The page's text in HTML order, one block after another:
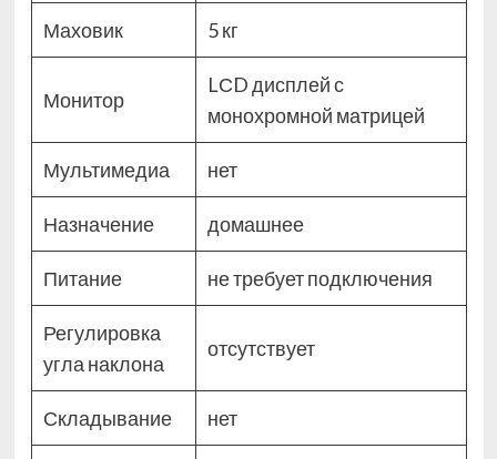
Маховик 5 кг
Монитор
LСD дисплей с
монохромной матрицей
Мультимедиа нет
Назначение домашнее
Питание не требует подключения
Регулировка
угла наклона
отсутствует
Складывание нет